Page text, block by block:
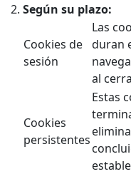
Según su plazo:
Cookies de
sesión
Las
duran
al
Cookies
persistentes
Estas